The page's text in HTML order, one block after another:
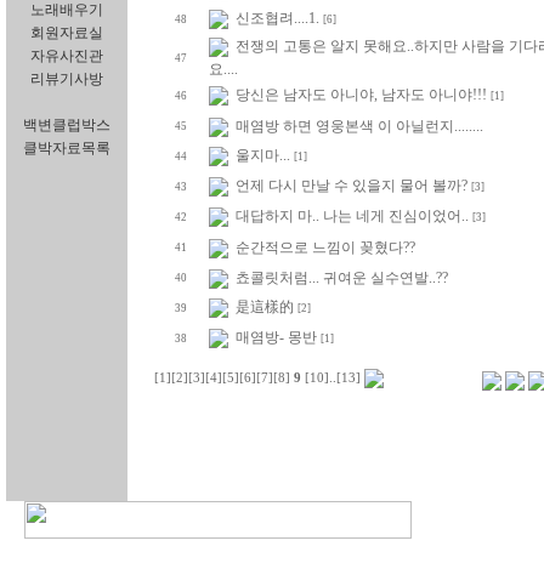
노래배우기
회원자료실
자유사진관
리뷰기사방
백변클럽박스
클박자료목록
48 신조협려....1. [6]
47
전쟁의 고통은 알지 못해요..하지만 사람을 기
요....
46 당신은 남자도 아니야, 남자도 아니야!!! [1]
45 매염방 하면 영웅본색 이 아닐런지........
44 울지마... [1]
43 언제 다시 만날 수 있을지 물어 볼까? [3]
42 대답하지 마.. 나는 네게 진심이었어.. [3]
41 순간적으로 느낌이 꽂혔다??
40 쵸콜릿처럼... 귀여운 실수연발..??
39 是這樣的 [2]
38 매염방- 몽반 [1]
[1] [2] [3] [4] [5] [6] [7] [8] 9 [10] [13]